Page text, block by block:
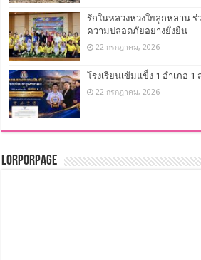
รักในหลวงห่วงใยลูกหลาน
ความปลอดภัยอย่างยั่งยืน
22 กรกฎาคม, 2026
โรงเรียนเข้มแข็ง 1 อำเภอ
22 กรกฎาคม, 2026
LorPorPage